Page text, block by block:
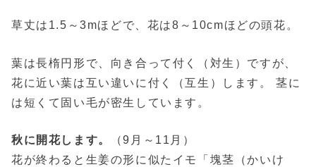
草丈は1.5～3mほどで、花は8～10cmほどの頭花。
葉は長楕円形で、向き合って付く（対生）ですが、
花に近い葉は互い違いに付く（互生）します。 茎に
は短くて固い毛が密生しています。
秋に開花します。
（9月～11月）
花が終わると生姜の形に似たイモ「塊茎（かいけ